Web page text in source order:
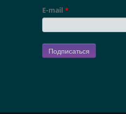
E-mail *